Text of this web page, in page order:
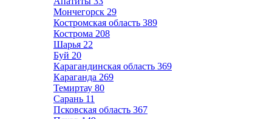
Мончегорск 29
Костромская область 389
Кострома 208
Шарья 22
Буй 20
Карагандинская область 369
Караганда 269
Темиртау 80
Сарань 11
Псковская область 367